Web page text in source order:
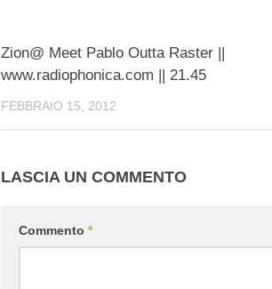
Zion@ Meet Pablo Outta Raster ||
www.radiophonica.com || 21.45
FEBBRAIO 15, 2012
LASCIA UN COMMENTO
Commento *